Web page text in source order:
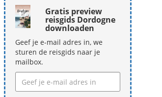
Gratis preview
reisgids Dordogne
downloaden
Geef je e-mail adres in, we
sturen de reisgids naar je
mailbox.